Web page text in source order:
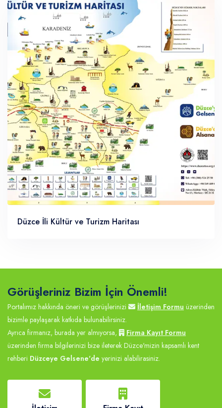
Düzce İli Kültür ve Turizm Haritası
Görüşleriniz Bizim İçin Önemli!
Portalımız hakkında öneri ve görüşlerinizi İletişim Formu üzerinden
bizimle paylaşarak katkıda bulunabilirsiniz.
Ayrıca firmanız, burada yer almıyorsa,
Firma Kayıt Formu
üzerinden firma bilgilerinizi bize ileterek Düzce'mizin kapsamlı kent
rehberi Düzceye Gelsene'de yerinizi alabilirasiniz.